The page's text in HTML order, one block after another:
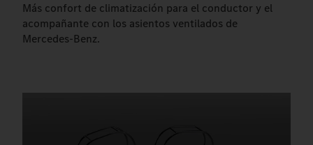
Más confort de climatización para el conductor y el
acompañante con los asientos ventilados de
Mercedes-Benz.